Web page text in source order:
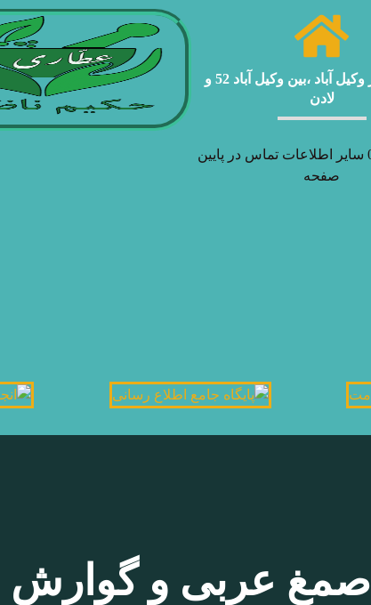
مشهد ، بلوار وکیل آباد ،بین وکیل آباد 52 و
لادن
05138927970 سایر اطلاعات تماس در پایین
صفحه
صمغ عربی و گوارش